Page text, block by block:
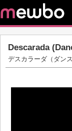
Descarada
デスカラーダ（ダンス